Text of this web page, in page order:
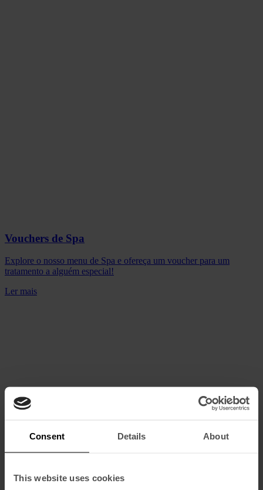
Consent Details About
This website uses cookies
Vouchers de Spa
Explore o nosso menu de Spa e ofereça um voucher para um
tratamento a alguém especial!
Ler mais